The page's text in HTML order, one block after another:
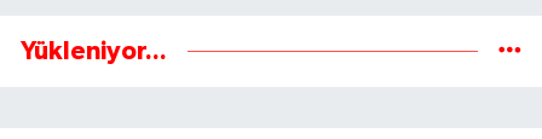
Yükleniyor...